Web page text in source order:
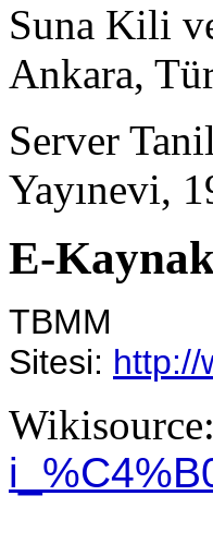
Suna Kili
Ankara,
Server
Yayınevi,
E-
TBMM
Sitesi: http://
Wikisource: